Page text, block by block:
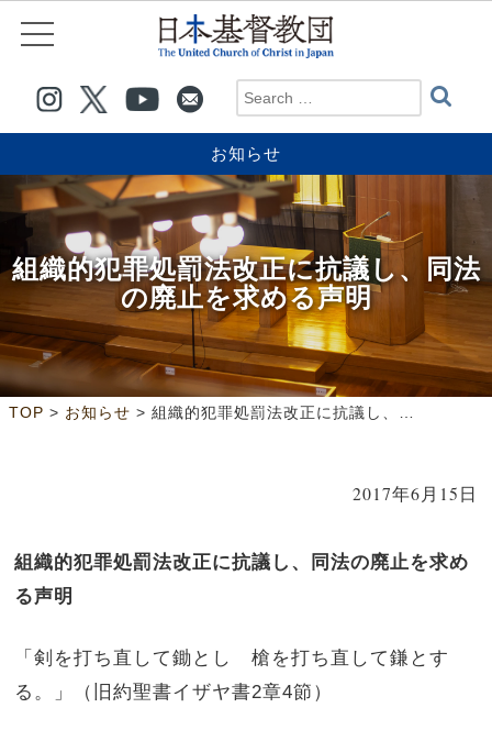
お知らせ
組織的犯罪処罰法改正に抗議し、同法
の廃止を求める声明
TOP > お知らせ > 組織的犯罪処罰法改正に抗議し、同法の廃止を求める声明
2017年6月15日
組織的犯罪処罰法改正に抗議し、同法の廃止を求め
る声明
「剣を打ち直して鋤とし 槍を打ち直して鎌とす
る。」（旧約聖書イザヤ書2章4節）